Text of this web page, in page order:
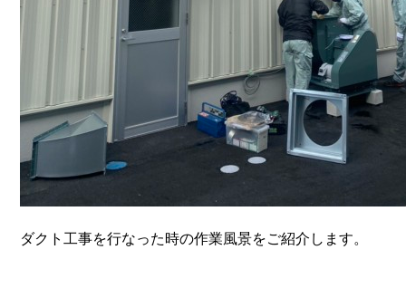
ダクト工事を行なった時の作業風景をご紹介します。